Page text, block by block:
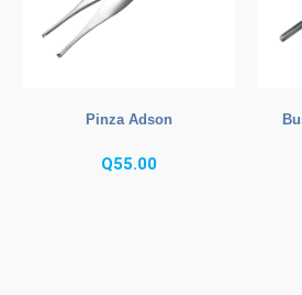
Pinza Adson
Q55.00